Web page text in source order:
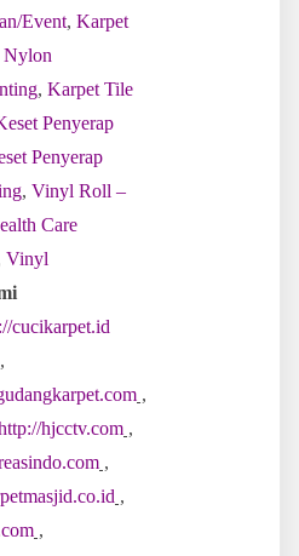
Event, Karpet
Nylon
, Karpet Tile
Penyerap
Penyerap
, Vinyl Roll –
Care
Vinyl
cucikarpet.id
,
,
hjcctv.com ,
,
,
,